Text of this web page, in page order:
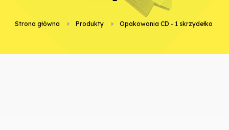
Strona główna Produkty opakowania CD - 1 skrzydełko